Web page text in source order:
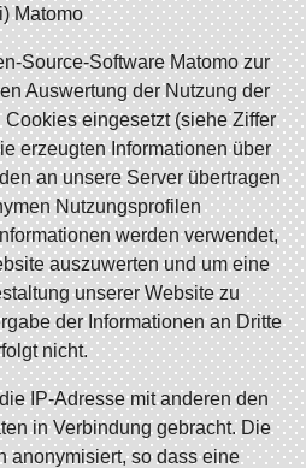
Matomo
Source-Software Matomo zur
Auswertung der Nutzung der
eingesetzt (siehe Ziffer
erzeugten Informationen über
an unsere Server übertragen
Nutzungsprofilen
werden verwendet,
auszuwerten und um eine
unserer Website zu
der Informationen an Dritte
nicht.
IP-Adresse mit anderen den
in Verbindung gebracht. Die
anonymisiert, so dass eine